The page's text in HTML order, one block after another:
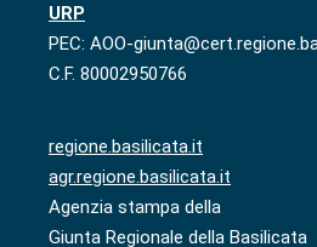
URP
PEC: AOO-
C.F. 80002950766
regione.basilicata.it
agr.regione.basilicata.it
Agenzia stampa della
Giunta Regionale della Basilicata